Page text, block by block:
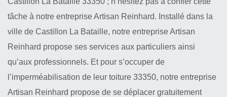
tâche à notre entreprise Artisan Reinhard. Installé dans la
ville de Castillon La Bataille, notre entreprise Artisan
Reinhard propose ses services aux particuliers ainsi
qu’aux professionnels. Et pour s’occuper de
l’imperméabilisation de leur toiture 33350, notre entreprise
Artisan Reinhard propose de se déplacer gratuitement